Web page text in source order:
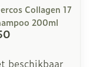
Collagen 17
200ml
beschikbaar